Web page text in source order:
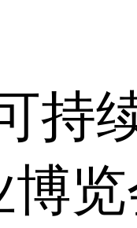
持
博